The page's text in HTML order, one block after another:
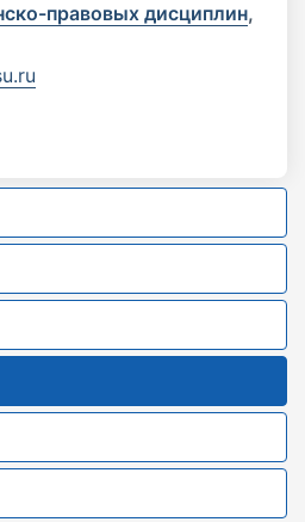
правовых дисциплин,